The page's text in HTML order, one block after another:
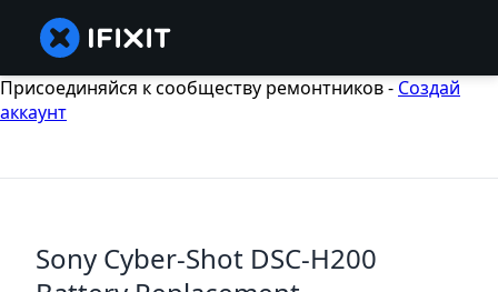
Присоединяйся к сообществу ремонтников - Создай
аккаунт
Sony Cyber-Shot DSC-H200